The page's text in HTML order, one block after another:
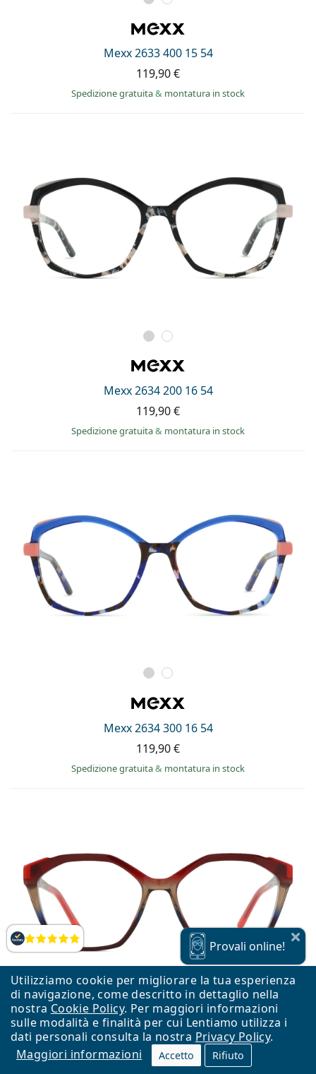
Utilizziamo cookie per migliorare la tua esperienza
di navigazione, come descritto in dettaglio nella
nostra Cookie Policy. Per maggiori informazioni
sulle modalità e finalità per cui Lentiamo utilizza i
dati personali consulta la nostra Privacy Policy.
Maggiori informazioni
Accetto Rifiuto
Valutazione
Mexx 2633 400 15 54
119,90 €
Spedizione gratuita& montatura in stock
Mexx 2634 200 16 54
119,90 €
Spedizione gratuita& montatura in stock
Mexx 2634 300 16 54
119,90 €
Spedizione gratuita& montatura in stock
Mexx 2635 400 16 54
Provali online!